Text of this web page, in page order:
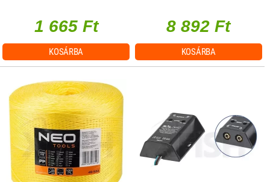
1 665 Ft
KOSÁRBA
8 892 Ft
KOSÁRBA